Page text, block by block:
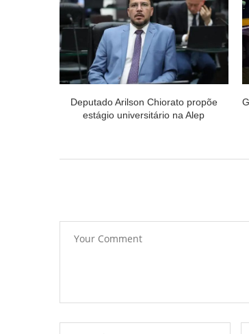
Deputado Arilson Chiorato propõe
estágio universitário na Alep